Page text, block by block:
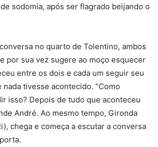
sodomia, após ser flagrado beijando o
no quarto de Tolentino, ambos
por sua vez sugere ao moço esquecer
entre os dois e cada um seguir seu
nada tivesse acontecido. “Como
isso? Depois de tudo que aconteceu
André. Ao mesmo tempo, Gironda
chega e começa a escutar a conversa